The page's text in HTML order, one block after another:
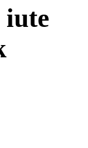
iute